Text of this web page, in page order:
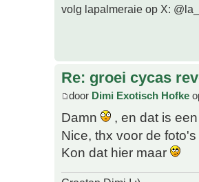
volg lapalmeraie op X:
Re: groei cycas
door Dimi Exotisch Hofke
Damn
, en dat is
Nice, thx voor de foto's
Kon dat hier maar